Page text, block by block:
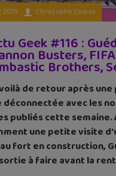
2019 Christophe Coquis
Geek #116 :
Busters,
Brothers,
de retour après
déconnectée avec les
publiés cette semaine.
une petite visite
fort en construction,
à faire avant la